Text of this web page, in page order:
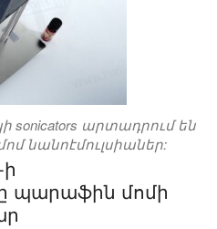
sonicators արտադրում են
նանոէմուլսիաներ:
ի
պարաֆին մոմի